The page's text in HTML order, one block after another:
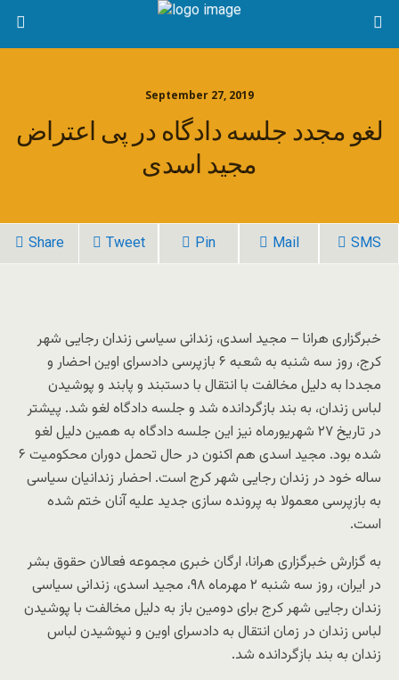
September 27, 2019
لغو مجدد جلسه دادگاه در پی اعتراض
مجید اسدی
Share Tweet Pin Mail SMS
خبرگزاری هرانا – مجید اسدی، زندانی سیاسی زندان رجایی شهر
کرج، روز سه شنبه به شعبه ۶ بازپرسی دادسرای اوین احضار و
مجددا به دلیل مخالفت با انتقال با دستبند و پابند و پوشیدن
لباس زندان، به بند بازگردانده شد و جلسه دادگاه لغو شد. پیشتر
در تاریخ ۲۷ شهریورماه نیز این جلسه دادگاه به همین دلیل لغو
شده بود. مجید اسدی هم اکنون در حال تحمل دوران محکومیت ۶
ساله خود در زندان رجایی شهر کرج است. احضار زندانیان سیاسی
به بازپرسی معمولا به پرونده سازی جدید علیه آنان ختم شده
است.
به گزارش خبرگزاری هرانا، ارگان خبری مجموعه فعالان حقوق بشر
در ایران، روز سه شنبه ۲ مهرماه ۹۸، مجید اسدی، زندانی سیاسی
زندان رجایی شهر کرج برای دومین باز به دلیل مخالفت با پوشیدن
لباس زندان در زمان انتقال به دادسرای اوین و نپوشیدن لباس
زندان به بند بازگردانده شد.